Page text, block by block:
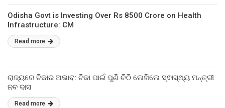
Odisha Govt is Investing Over Rs 8500 Crore on Health
Infrastructure: CM
Read more
ରାଜ୍ୟରେ ଟିକାର ଅଭାବ: ଟିକା ପାଇଁ ପୁଣି ଚିଠି ଲେଖିଲେ ସ୍ଵାସ୍ଥ୍ୟ ମନ୍ତ୍ରୀ
ନବ ଦାସ
Read more